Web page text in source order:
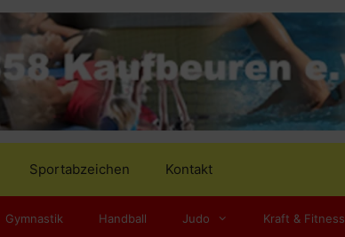
Sportabzeichen Kontakt
Gymnastik Handball Judo Kraft & Fitness